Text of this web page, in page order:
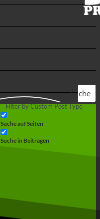
Suche
Filter by Custom Post Type
Suche auf Seiten
Suche in Beiträgen